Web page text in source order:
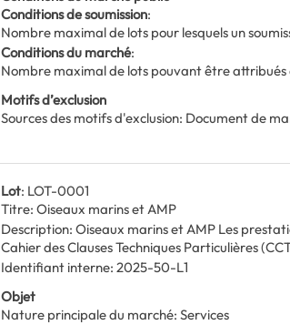
Conditions de soumission:
Nombre maximal de lots pour lesquels un
Conditions du marché:
Nombre maximal de lots pouvant être attribués
Motifs d’exclusion
Sources des motifs d'exclusion: Document de
Lot: LOT-0001
Titre: Oiseaux marins et AMP
Description: Oiseaux marins et AMP Les
Cahier des Clauses Techniques Particulières
Identifiant interne: 2025-50-L1
Objet
Nature principale du marché: Services